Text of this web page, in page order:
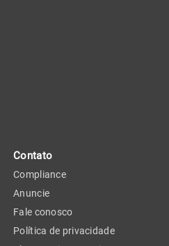
Contato
Compliance
Anuncie
Fale conosco
Política de privacidade